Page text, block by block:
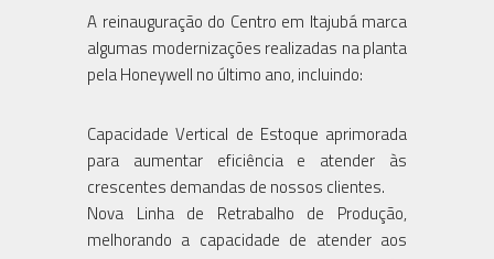
A reinauguração do Centro em Itajubá marca
algumas modernizações realizadas na planta
pela Honeywell no último ano, incluindo:
Capacidade Vertical de Estoque aprimorada
para aumentar eficiência e atender às
crescentes demandas de nossos clientes.
Nova Linha de Retrabalho de Produção,
melhorando a capacidade de atender aos